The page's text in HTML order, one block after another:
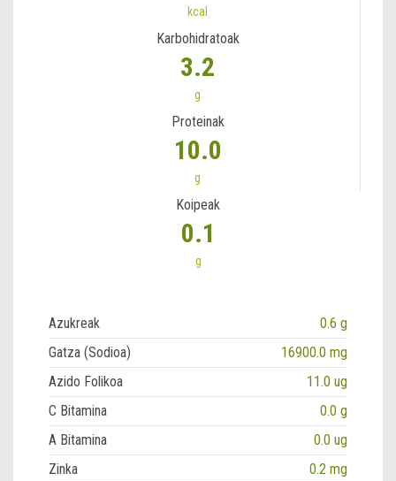
kcal
Karbohidratoak
3.2
g
Proteinak
10.0
g
Koipeak
0.1
g
Azukreak
0.6 g
Gatza (Sodioa)
16900.0 mg
Azido Folikoa
11.0 ug
C Bitamina
0.0 g
A Bitamina
0.0 ug
Zinka
0.2 mg